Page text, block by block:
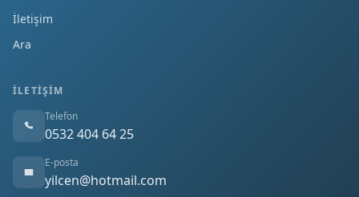
İletişim
Ara
İLETIŞIM
Telefon
0532 404 64 25
E-posta
yilcen@hotmail.com